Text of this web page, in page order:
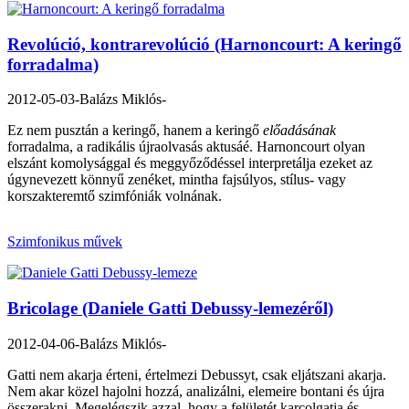
Revolúció, kontrarevolúció (Harnoncourt: A keringő
forradalma)
2012-05-03-Balázs Miklós-
Ez nem pusztán a keringő, hanem a keringő előadásának
forradalma, a radikális újraolvasás aktusáé. Harnoncourt olyan
elszánt komolysággal és meggyőződéssel interpretálja ezeket az
úgynevezett könnyű zenéket, mintha fajsúlyos, stílus- vagy
korszakteremtő szimfóniák volnának.
Szimfonikus művek
Bricolage (Daniele Gatti Debussy-lemezéről)
2012-04-06-Balázs Miklós-
Gatti nem akarja érteni, értelmezi Debussyt, csak eljátszani akarja.
Nem akar közel hajolni hozzá, analizálni, elemeire bontani és újra